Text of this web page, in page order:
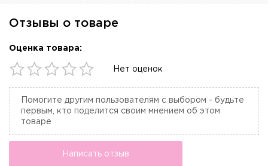
Отзывы о товаре
Оценка товара:
Нет оценок
Помогите другим пользователям с выбором - будьте
первым, кто поделится своим мнением об этом
товаре
Написать отзыв